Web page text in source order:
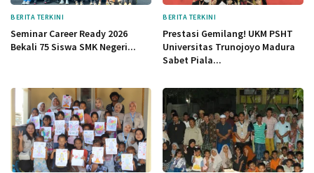
BERITA TERKINI
Seminar Career Ready 2026
Bekali 75 Siswa SMK Negeri...
BERITA TERKINI
Prestasi Gemilang! UKM PSHT
Universitas Trunojoyo Madura
Sabet Piala...